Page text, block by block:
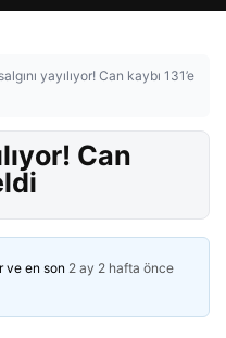
yayılıyor! Can kaybı 131’e
Can
ve en son 2 ay 2 hafta önce